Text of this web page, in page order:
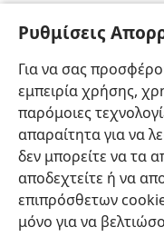
Ρυθμίσεις
Για να σας
εμπειρία χρήσης,
παρόμοιες
απαραίτητα για να
δεν μπορείτε να τα
αποδεχτείτε ή να
επιπρόσθετων
μόνο για να
Ο Ματθαίος είπε
τυφλούς. Ο Μάρκος
έναν. Είναι αυτό
Ελληνική
Copyright © 2026 Watch